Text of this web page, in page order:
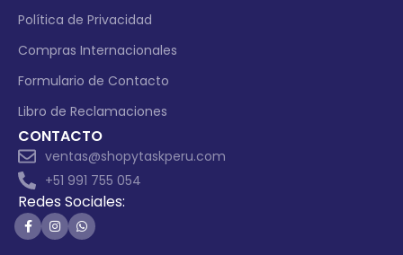
Política de Privacidad
Compras Internacionales
Formulario de Contacto
Libro de Reclamaciones
CONTACTO
ventas@shopytaskperu.com
+51 991 755 054
Redes Sociales: